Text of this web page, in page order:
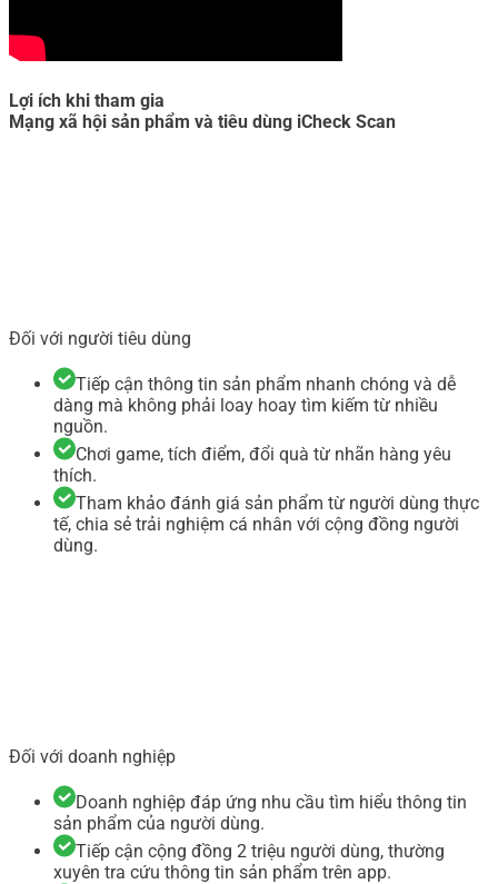
Lợi ích khi tham gia
Mạng xã hội sản phẩm và tiêu dùng iCheck Scan
Đối với người tiêu dùng
Tiếp cận thông tin sản phẩm nhanh chóng và dễ
dàng mà không phải loay hoay tìm kiếm từ nhiều
nguồn.
Chơi game, tích điểm, đổi quà từ nhãn hàng yêu
thích.
Tham khảo đánh giá sản phẩm từ người dùng thực
tế, chia sẻ trải nghiệm cá nhân với cộng đồng người
dùng.
Đối với doanh nghiệp
Doanh nghiệp đáp ứng nhu cầu tìm hiểu thông tin
sản phẩm của người dùng.
Tiếp cận cộng đồng 2 triệu người dùng, thường
xuyên tra cứu thông tin sản phẩm trên app.